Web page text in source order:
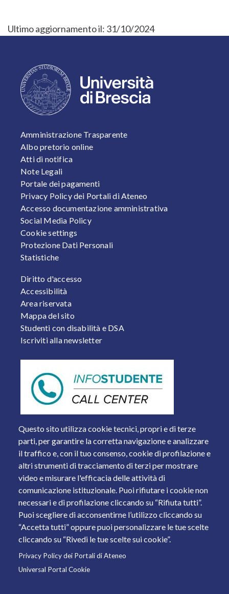
Ultimo aggiornamento il: 31/10/2024
Questo sito utilizza cookie tecnici, propri e di terze
parti, per garantire la corretta navigazione e analizzare
il traffico e, con il tuo consenso, cookie di profilazione e
altri strumenti di tracciamento di terzi per mostrare
video e misurare l'efficacia delle attività di
comunicazione istituzionale. Puoi rifiutare i cookie non
necessari e di profilazione cliccando su “Rifiuta tutti”.
Puoi scegliere di acconsentirne l’utilizzo cliccando su
“Accetta tutti” oppure puoi personalizzare le tue scelte
cliccando su “Rivedi le tue scelte sui cookie”.
Privacy Policy dei Portali di Ateneo
Universal Portal Cookie
FOOTER 1
Amministrazione Trasparente
Albo pretorio online
Atti di notifica
Note Legali
Portale dei pagamenti
Privacy Policy dei Portali di Ateneo
Accesso documentazione amministrativa
Social Media Policy
Cookie settings
Protezione Dati Personali
Statistiche
FOOTER 2
Diritto d'accesso
Accessibilità
Area riservata
Mappa del sito
Studenti con disabilità e DSA
Iscriviti alla newsletter
Piazza del Mercato, 15 - 25121 Brescia
Tel. +39 030 2988.1 PEC:
ammcentr@cert.unibs.it
Partita IVA: 01773710171 Codice Fiscale: 98007650173
© 2011 Università degli Studi di Brescia